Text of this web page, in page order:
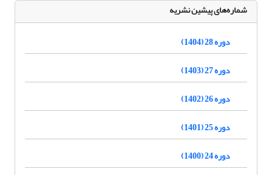
شماره‌های پیشین نشریه
دوره 28 (1404)
دوره 27 (1403)
دوره 26 (1402)
دوره 25 (1401)
دوره 24 (1400)